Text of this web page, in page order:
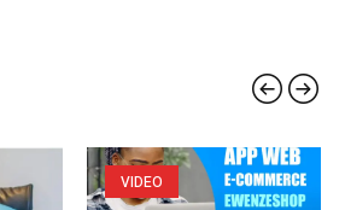
VIDEO